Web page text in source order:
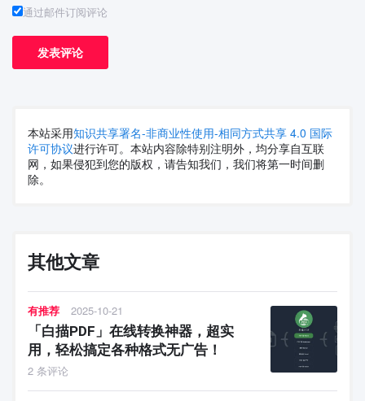
通过邮件订阅评论
本站采用知识共享署名-非商业性使用-相同方式共享 4.0 国际
许可协议进行许可。本站内容除特别注明外，均分享自互联
网，如果侵犯到您的版权，请告知我们，我们将第一时间删
除。
其他文章
有推荐 2025-10-21
「白描PDF」在线转换神器，超实
用，轻松搞定各种格式无广告！
2 条评论